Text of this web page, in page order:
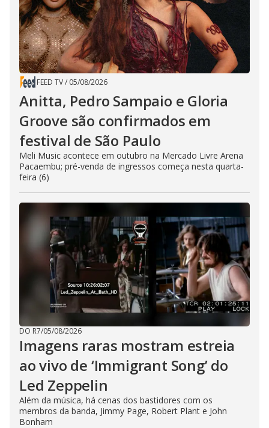
FEED TV/ 05/08/2026
Anitta, Pedro Sampaio e Gloria
Groove são confirmados em
festival de São Paulo
Meli Music acontece em outubro na Mercado Livre Arena
Pacaembu; pré-venda de ingressos começa nesta quarta-
feira (6)
DO R7/05/08/2026
Imagens raras mostram estreia
ao vivo de ‘Immigrant Song’ do
Led Zeppelin
Além da música, há cenas dos bastidores com os
membros da banda, Jimmy Page, Robert Plant e John
Bonham